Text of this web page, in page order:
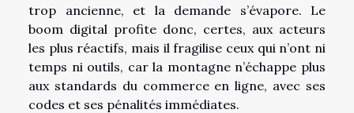
trop ancienne, et la demande s’évapore. Le
boom digital profite donc, certes, aux acteurs
les plus réactifs, mais il fragilise ceux qui n’ont ni
temps ni outils, car la montagne n’échappe plus
aux standards du commerce en ligne, avec ses
codes et ses pénalités immédiates.